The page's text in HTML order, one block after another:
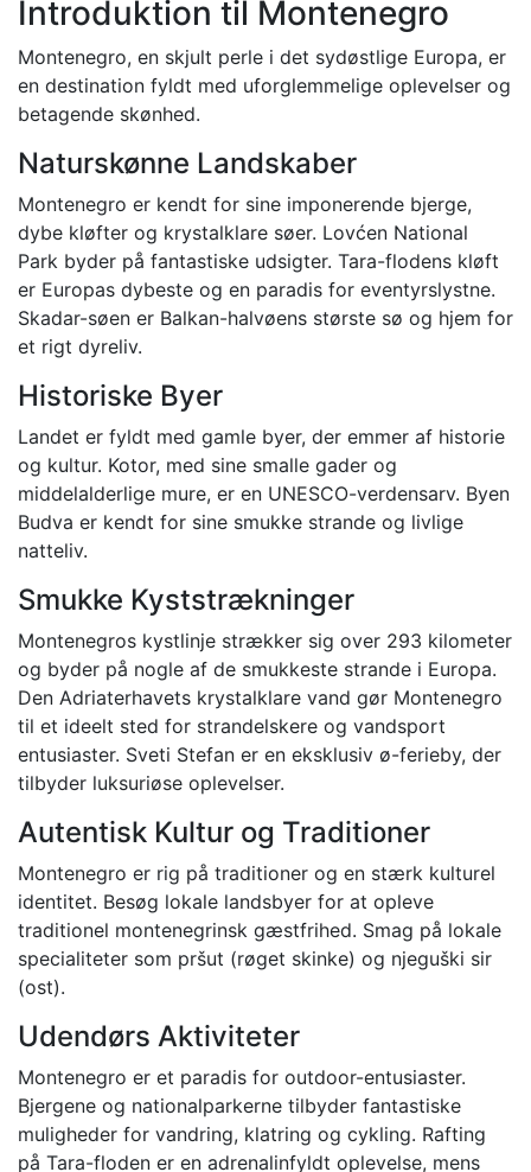
Introduktion til Montenegro
Montenegro, en skjult perle i det sydøstlige Europa, er
en destination fyldt med uforglemmelige oplevelser og
betagende skønhed.
Naturskønne Landskaber
Montenegro er kendt for sine imponerende bjerge,
dybe kløfter og krystalklare søer. Lovćen National
Park byder på fantastiske udsigter. Tara-flodens kløft
er Europas dybeste og en paradis for eventyrslystne.
Skadar-søen er Balkan-halvøens største sø og hjem for
et rigt dyreliv.
Historiske Byer
Landet er fyldt med gamle byer, der emmer af historie
og kultur. Kotor, med sine smalle gader og
middelalderlige mure, er en UNESCO-verdensarv. Byen
Budva er kendt for sine smukke strande og livlige
natteliv.
Smukke Kyststrækninger
Montenegros kystlinje strækker sig over 293 kilometer
og byder på nogle af de smukkeste strande i Europa.
Den Adriaterhavets krystalklare vand gør Montenegro
til et ideelt sted for strandelskere og vandsport
entusiaster. Sveti Stefan er en eksklusiv ø-ferieby, der
tilbyder luksuriøse oplevelser.
Autentisk Kultur og Traditioner
Montenegro er rig på traditioner og en stærk kulturel
identitet. Besøg lokale landsbyer for at opleve
traditionel montenegrinsk gæstfrihed. Smag på lokale
specialiteter som pršut (røget skinke) og njeguški sir
(ost).
Udendørs Aktiviteter
Montenegro er et paradis for outdoor-entusiaster.
Bjergene og nationalparkerne tilbyder fantastiske
muligheder for vandring, klatring og cykling. Rafting
på Tara-floden er en adrenalinfyldt oplevelse, mens